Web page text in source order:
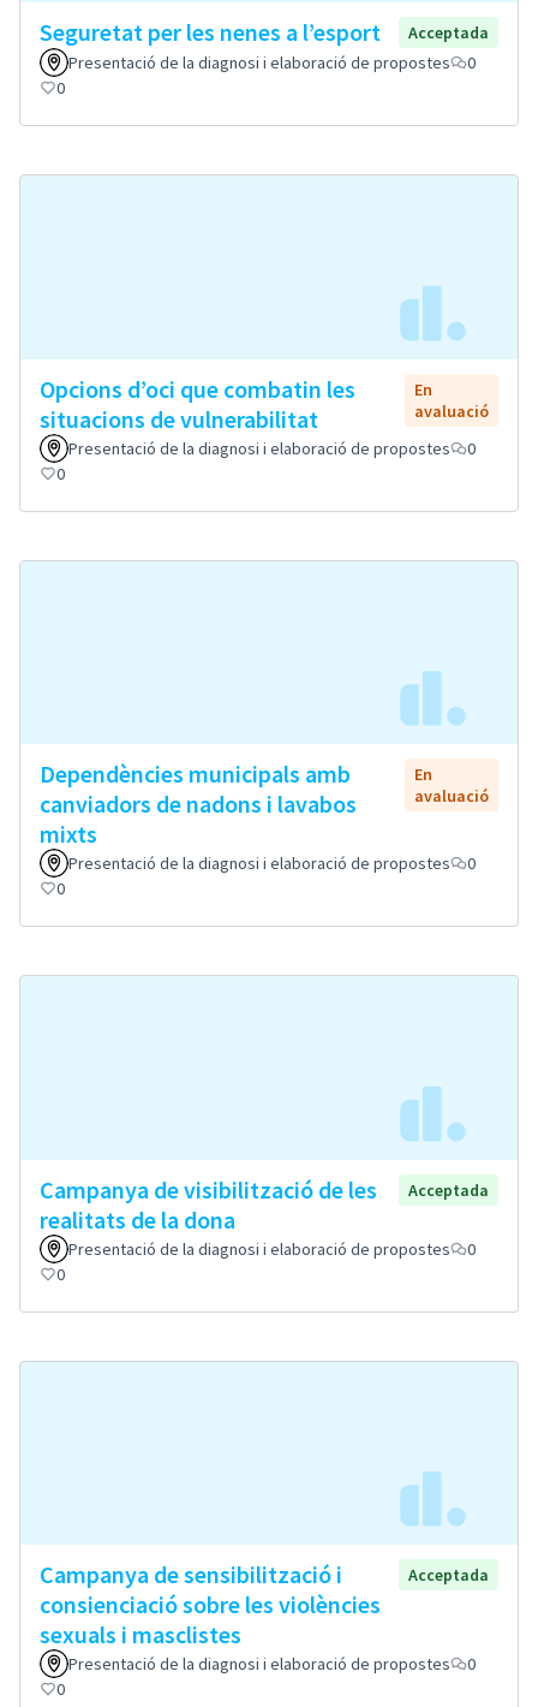
Seguretat per les nenes a l’esport
Acceptada
Presentació de la diagnosi i elaboració de propostes
0
0
Opcions d’oci que combatin les
situacions de vulnerabilitat
En
avaluació
Presentació de la diagnosi i elaboració de propostes
0
0
Dependències municipals amb
canviadors de nadons i lavabos
mixts
En
avaluació
Presentació de la diagnosi i elaboració de propostes
0
0
Campanya de visibilització de les
realitats de la dona
Acceptada
Presentació de la diagnosi i elaboració de propostes
0
0
Campanya de sensibilització i
consienciació sobre les violències
sexuals i masclistes
Acceptada
Presentació de la diagnosi i elaboració de propostes
0
0